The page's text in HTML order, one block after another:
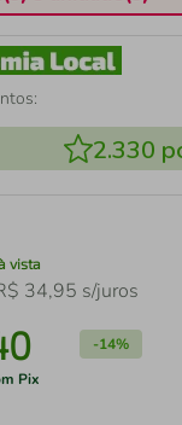
2.330
vista
34,95 s/juros
-14%
Pix